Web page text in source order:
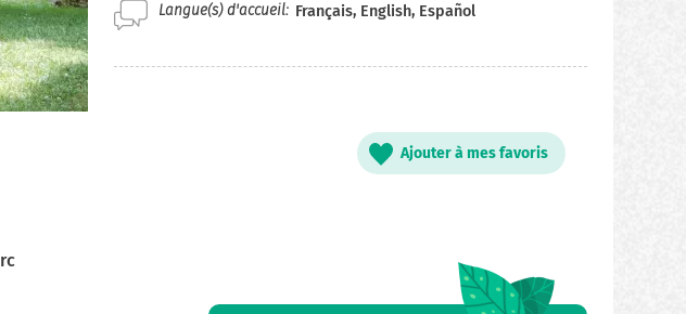
Langue(s) d'accueil Français, English, Español
Ajouter à mes favoris